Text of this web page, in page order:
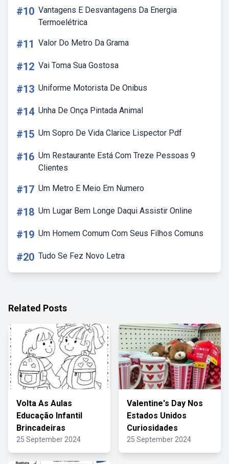
#10 Vantagens E Desvantagens Da Energia
Termoelétrica
#11 Valor Do Metro Da Grama
#12 Vai Toma Sua Gostosa
#13 Uniforme Motorista De Onibus
#14 Unha De Onça Pintada Animal
#15 Um Sopro De Vida Clarice Lispector Pdf
#16 Um Restaurante Está Com Treze Pessoas 9
Clientes
#17 Um Metro E Meio Em Numero
#18 Um Lugar Bem Longe Daqui Assistir Online
#19 Um Homem Comum Com Seus Filhos Comuns
#20 Tudo Se Fez Novo Letra
Related Posts
Volta As Aulas
Educação Infantil
Brincadeiras
25 September 2024
Valentine's Day Nos
Estados Unidos
Curiosidades
25 September 2024